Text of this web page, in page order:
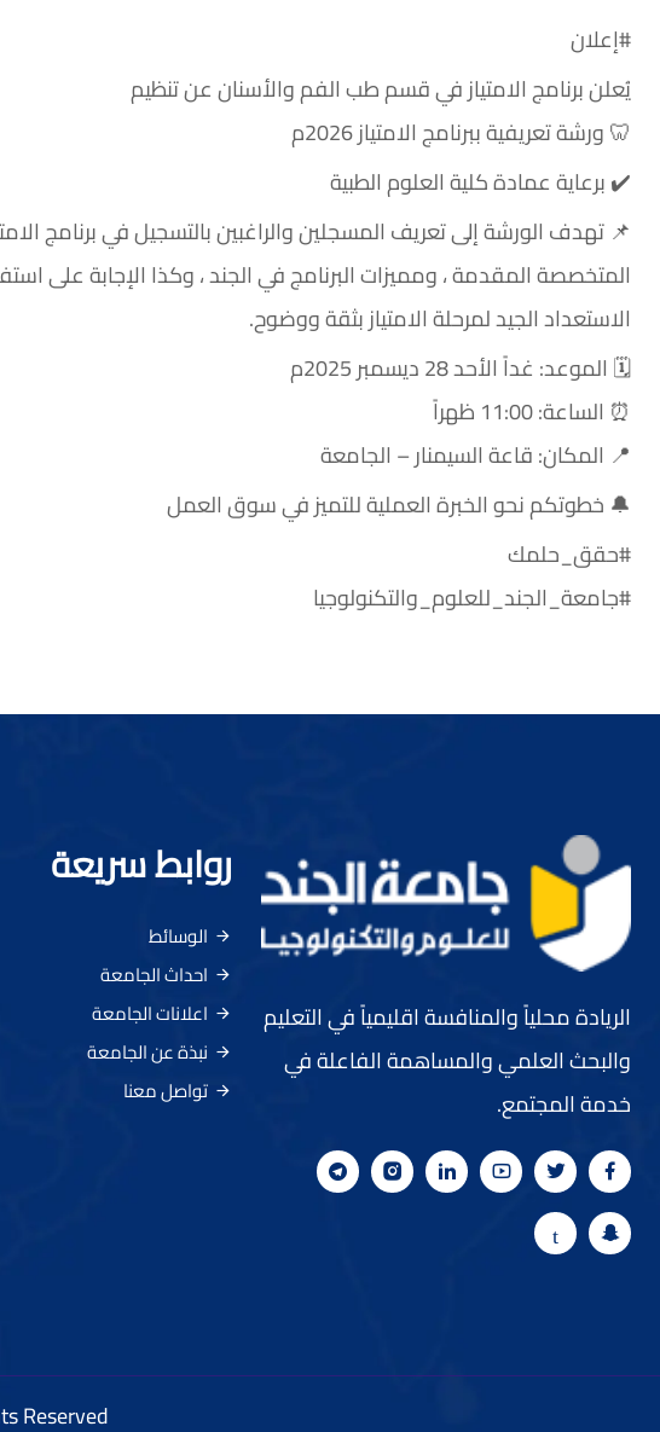
#إعلان
يُعلن برنامج الامتياز في قسم طب الفم والأسنان عن تنظيم
🦷 ورشة تعريفية ببرنامج الامتياز 2026م
✔️ برعاية عمادة كلية العلوم الطبية
📌 تهدف الورشة إلى تعريف المسجلين والراغبين بالتسجيل في برنامج
المتخصصة المقدمة ، ومميزات البرنامج في الجند ، وكذا الإجابة على
الاستعداد الجيد لمرحلة الامتياز بثقة ووضوح.
🗓 الموعد: غداً الأحد 28 ديسمبر 2025م
⏰ الساعة: 11:00 ظهراً
📍 المكان: قاعة السيمنار – الجامعة
🔔 خطوتكم نحو الخبرة العملية للتميز في سوق العمل
#حقق_حلمك
#جامعة_الجند_للعلوم_والتكنولوجيا
الريادة محلياً والمنافسة اقليمياً في التعليم
والبحث العلمي والمساهمة الفاعلة في
خدمة المجتمع.
روابط سريعة
الوسائط
احداث الجامعة
اعلانات الجامعة
نبذة عن الجامعة
تواصل معنا
Reserved